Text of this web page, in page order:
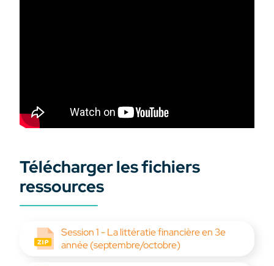
Télécharger les fichiers
ressources
Session 1 - La littératie financière en 3e
année (septembre/octobre)